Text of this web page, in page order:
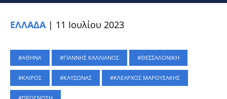
ΕΛΛΑΔΑ | 11 Ιουλίου 2023
ΑΘΗΝΑ ΓΙΑΝΝΗΣ ΚΑΛΛΙΑΝΟΣ ΘΕΣΣΑΛΟΝΙΚΗ
ΚΑΙΡΟΣ ΚΑΥΣΩΝΑΣ ΚΛΕΑΡΧΟΣ ΜΑΡΟΥΣΑΚΗΣ